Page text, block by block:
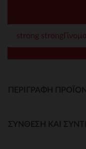
strong
ΠΕΡΙΓΡΑΦΉ
ΣΎΝΘΕΣΗ ΚΑΙ